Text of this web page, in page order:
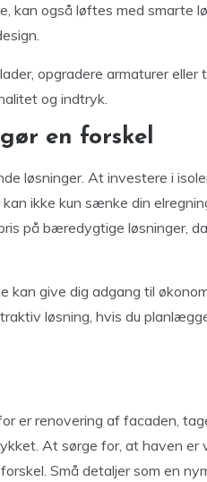
kan også løftes med smarte
opgradere armaturer eller
og indtryk.
en forskel
løsninger. At investere i
ikke kun sænke din
på bæredygtige løsninger,
give dig adgang til
løsning, hvis du
er renovering af facaden,
At sørge for, at haven er
Små detaljer som en